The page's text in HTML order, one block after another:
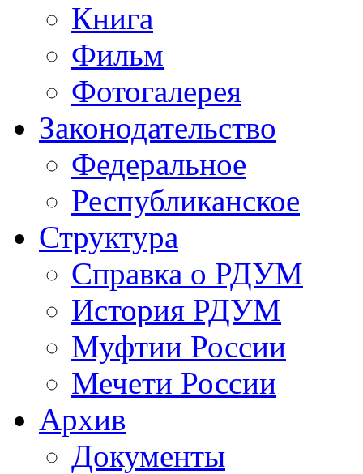
Книга
Фильм
Фотогалерея
Законодательство
Федеральное
Республиканское
Структура
Справка о РДУМ
История РДУМ
Муфтии России
Мечети России
Архив
Документы